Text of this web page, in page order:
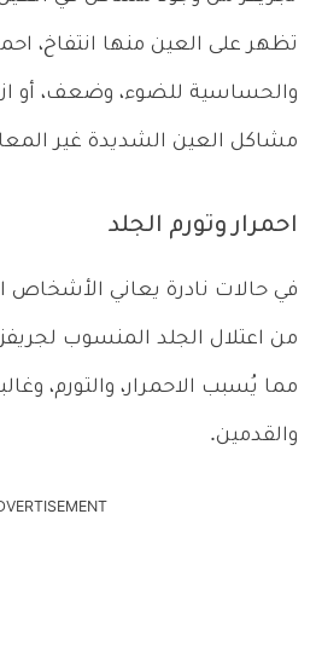
تظهر على العين منها انتفاخ،
والحساسية للضوء، وضعف، أو
مشاكل العين الشديدة غير
احمرار وتورم الجلد
في حالات نادرة يعاني
من اعتلال الجلد المنسوب
مما يُسبب الاحمرار، والتورم،
والقدمين.